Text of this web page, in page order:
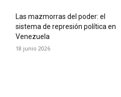
Las mazmorras del poder: el
sistema de represión política en
Venezuela
18 junio 2026